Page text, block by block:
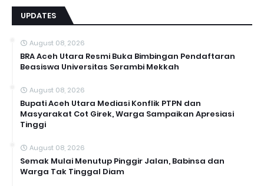
UPDATES
August 08, 2026
BRA Aceh Utara Resmi Buka Bimbingan Pendaftaran
Beasiswa Universitas Serambi Mekkah
August 08, 2026
Bupati Aceh Utara Mediasi Konflik PTPN dan
Masyarakat Cot Girek, Warga Sampaikan Apresiasi
Tinggi
August 08, 2026
Semak Mulai Menutup Pinggir Jalan, Babinsa dan
Warga Tak Tinggal Diam